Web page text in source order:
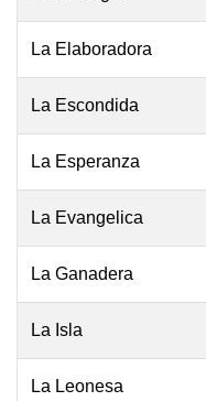
La Elaboradora
La Escondida
La Esperanza
La Evangelica
La Ganadera
La Isla
La Leonesa